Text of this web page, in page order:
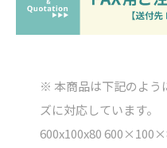
※ 本商品は下記のよう
ズに対応しています。
600x100x80